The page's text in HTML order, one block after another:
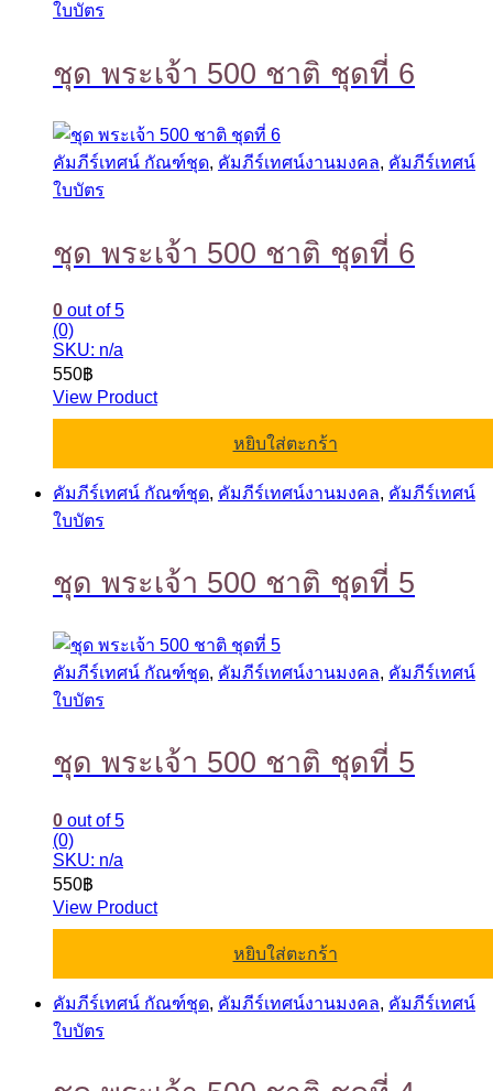
ใบบัตร
ชุด พระเจ้า 500 ชาติ ชุดที่ 6
คัมภีร์เทศน์ กัณฑ์ชุด, คัมภีร์เทศน์งานมงคล, คัมภีร์เทศน์
ใบบัตร
ชุด พระเจ้า 500 ชาติ ชุดที่ 6
0 out of 5
(0)
SKU: n/a
550฿
View Product
หยิบใส่ตะกร้า
คัมภีร์เทศน์ กัณฑ์ชุด, คัมภีร์เทศน์งานมงคล, คัมภีร์เทศน์
ใบบัตร
ชุด พระเจ้า 500 ชาติ ชุดที่ 5
คัมภีร์เทศน์ กัณฑ์ชุด, คัมภีร์เทศน์งานมงคล, คัมภีร์เทศน์
ใบบัตร
ชุด พระเจ้า 500 ชาติ ชุดที่ 5
0 out of 5
(0)
SKU: n/a
550฿
View Product
หยิบใส่ตะกร้า
คัมภีร์เทศน์ กัณฑ์ชุด, คัมภีร์เทศน์งานมงคล, คัมภีร์เทศน์
ใบบัตร